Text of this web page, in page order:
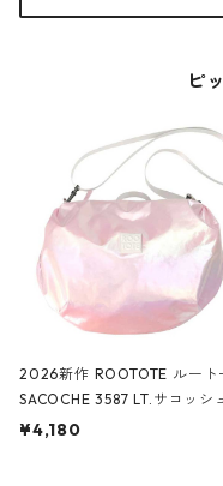
ピ
2026新作 ROOTOTE ルート
SACOCHE 3587 LT.サコッシ
ミエ-B ショルダーバッグ グ
¥4,180